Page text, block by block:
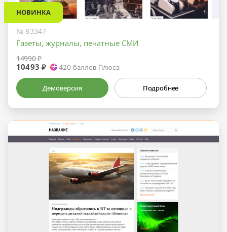
НОВИНКА
№ 83347
Газеты, журналы, печатные СМИ
14990 ₽
10493 ₽ 420 баллов Плюса
Демоверсия Подробнее